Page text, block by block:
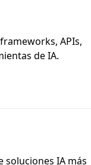
APIs,
de IA.
soluciones IA más